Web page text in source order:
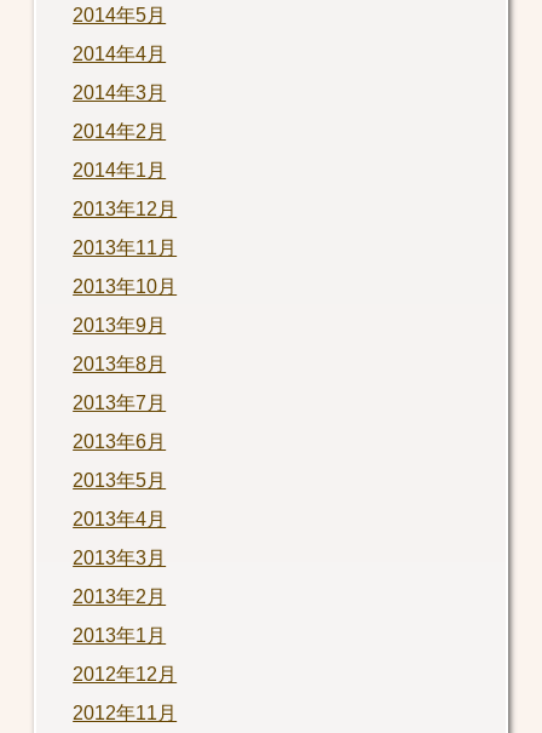
2014年5月
2014年4月
2014年3月
2014年2月
2014年1月
2013年12月
2013年11月
2013年10月
2013年9月
2013年8月
2013年7月
2013年6月
2013年5月
2013年4月
2013年3月
2013年2月
2013年1月
2012年12月
2012年11月